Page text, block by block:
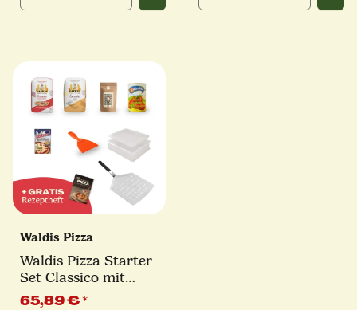
Waldis Pizza
Waldis Pizza Starter
Set Classico mit
Pizzaschieber | 10-tlg.
65,89 €*